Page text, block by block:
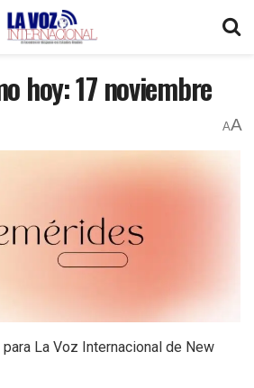
hoy: 17 noviembre
AA
La Voz Internacional de New